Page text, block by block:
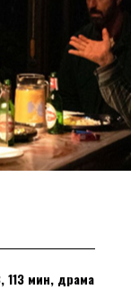
113 мин, драма